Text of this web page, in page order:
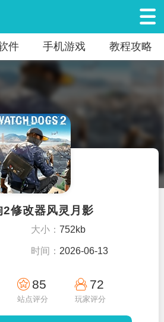
件 手机游戏 教程攻略
2修改器风灵月影
大小： 752kb
时间： 2026-06-13
85
站点评分
72
玩家评分